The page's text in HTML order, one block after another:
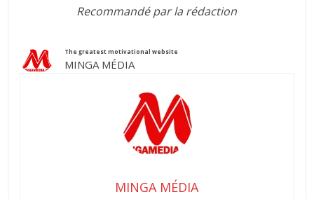
Recommandé par la rédaction
The greatest motivational website
MINGA MÉDIA
MINGA MÉDIA